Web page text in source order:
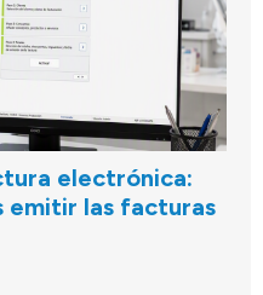
electrónica:
emitir las facturas